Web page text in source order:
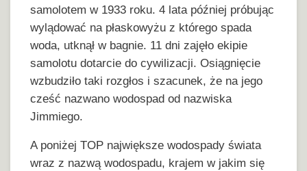
samolotem w 1933 roku. 4 lata później próbując
wylądować na płaskowyżu z którego spada
woda, utknął w bagnie. 11 dni zajęło ekipie
samolotu dotarcie do cywilizacji. Osiągnięcie
wzbudziło taki rozgłos i szacunek, że na jego
cześć nazwano wodospad od nazwiska
Jimmiego.
A poniżej TOP największe wodospady świata
wraz z nazwą wodospadu, krajem w jakim się